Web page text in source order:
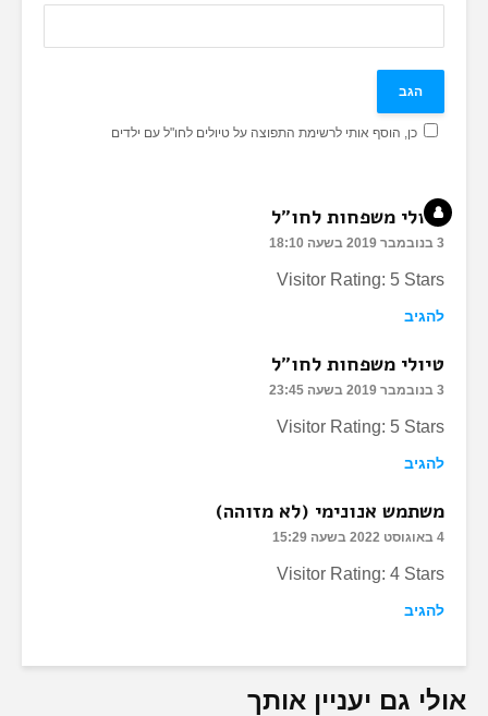
כן, הוסף אותי לרשימת התפוצה על טיולים לחו"ל עם ילדים
טיולי משפחות לחו"ל
3 בנובמבר 2019 בשעה 18:10
Visitor Rating: 5 Stars
להגיב
טיולי משפחות לחו"ל
3 בנובמבר 2019 בשעה 23:45
Visitor Rating: 5 Stars
להגיב
משתמש אנונימי (לא מזוהה)
4 באוגוסט 2022 בשעה 15:29
Visitor Rating: 4 Stars
להגיב
אולי גם יעניין אותך